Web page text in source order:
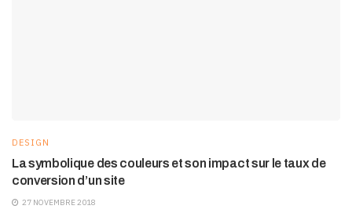
DESIGN
La symbolique des couleurs et son impact sur le taux de
conversion d’un site
27 NOVEMBRE 2018